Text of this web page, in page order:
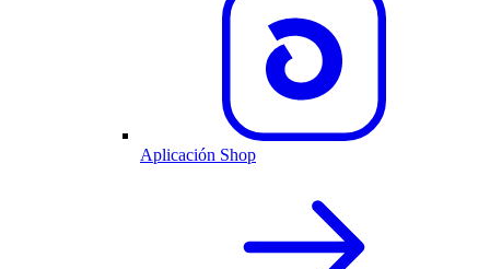
Aplicación Shop